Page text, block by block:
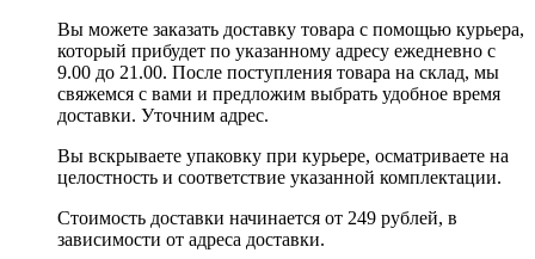
Вы можете заказать доставку товара с помощью курьера,
который прибудет по указанному адресу ежедневно с
9.00 до 21.00. После поступления товара на склад, мы
свяжемся с вами и предложим выбрать удобное время
доставки. Уточним адрес.
Вы вскрываете упаковку при курьере, осматриваете на
целостность и соответствие указанной комплектации.
Стоимость доставки начинается от 249 рублей, в
зависимости от адреса доставки.